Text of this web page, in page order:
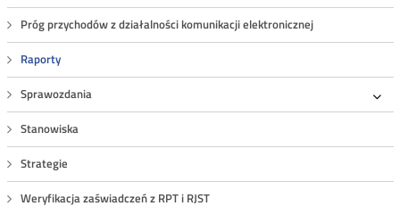
Próg przychodów z działalności komunikacji elektronicznej
Raporty
Sprawozdania
Stanowiska
Strategie
Weryfikacja zaświadczeń z RPT i RJST